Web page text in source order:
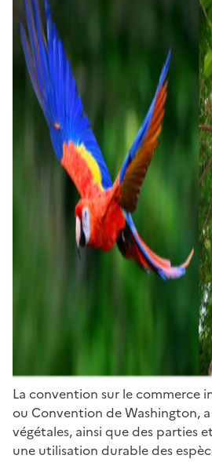
La convention sur le commerce
ou Convention de Washington,
végétales, ainsi que des parties
une utilisation durable des